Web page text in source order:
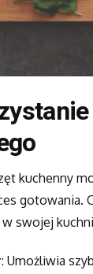
kuchenny
gotowania.
swojej
: Umożliwia